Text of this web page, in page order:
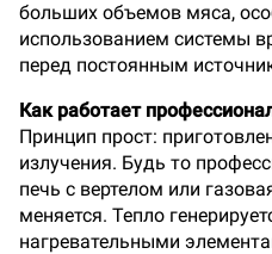
больших объемов мяса,
использованием системы
перед постоянным
Как работает
Принцип прост:
излучения. Будь то
печь с вертелом или
меняется. Тепло
нагревательными